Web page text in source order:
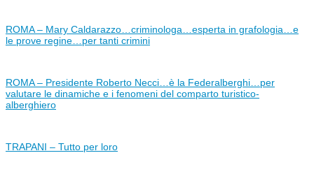
ROMA – Mary Caldarazzo…criminologa…esperta in grafologia…e
le prove regine…per tanti crimini
ROMA – Presidente Roberto Necci…è la Federalberghi…per
valutare le dinamiche e i fenomeni del comparto turistico-
alberghiero
TRAPANI – Tutto per loro